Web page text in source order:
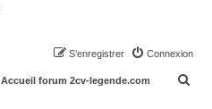
Connexion
S’enregistrer
Accueil forum 2cv-legende.com